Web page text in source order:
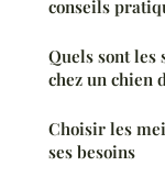
conseils
Quels sont les
chez un chien
Choisir les
ses besoins